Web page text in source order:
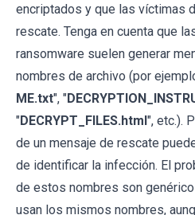
encriptados y que las víctimas
rescate. Tenga en cuenta que
ransomware suelen generar
nombres de archivo (por
ME.txt", "
"DECRYPT_FILES.html", etc.).
de un mensaje de rescate
de identificar la infección. El
de estos nombres son
usan los mismos nombres,